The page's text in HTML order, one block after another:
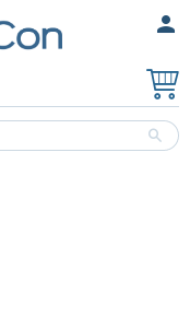
person